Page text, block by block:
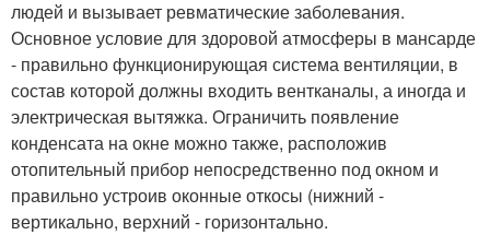
людей и вызывает ревматические заболевания.
Основное условие для здоровой атмосферы в мансарде
- правильно функционирующая система вентиляции, в
состав которой должны входить вентканалы, а иногда и
электрическая вытяжка. Ограничить появление
конденсата на окне можно также, расположив
отопительный прибор непосредственно под окном и
правильно устроив оконные откосы (нижний -
вертикально, верхний - горизонтально.